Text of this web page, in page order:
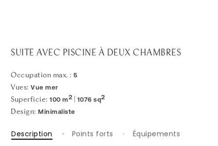
SUITE AVEC PISCINE À DEUX CHAMBRES
Description Points forts Équipements
Occupation max. :5
Vues:Vue mer
Superficie:100 m2 1076 sq2
Design:Minimaliste